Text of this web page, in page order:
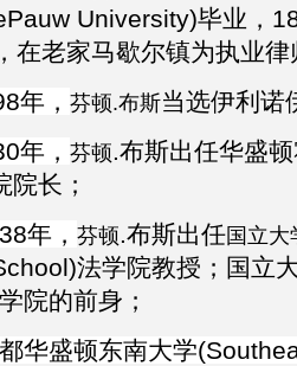
University)毕业，
在老家马歇尔镇为执业律
年， 芬顿.布斯当选伊利诺
年， 芬顿.布斯出任华盛
院长 ；
年， 芬顿.布斯出任国立
法学院教授 ； 国立
院的前身 ；
华盛顿东南大学